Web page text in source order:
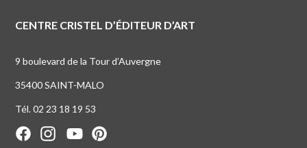
CENTRE CRISTEL D’ÉDITEUR D’ART
9 boulevard de la Tour d’Auvergne
35400 SAINT-MALO
Tél. 02 23 18 19 53